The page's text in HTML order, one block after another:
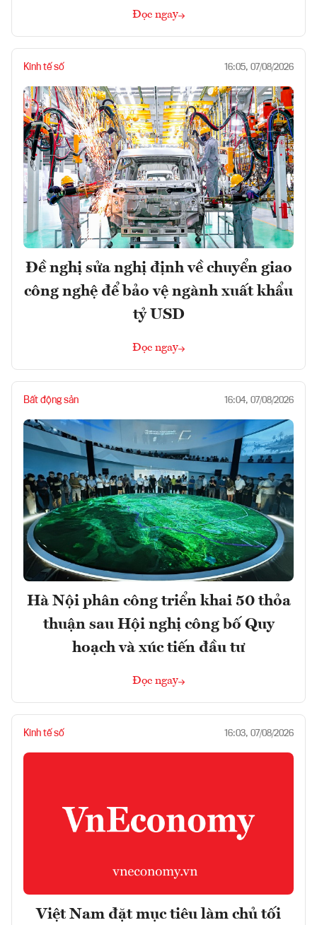
Đọc ngay
Kinh tế số 16:05, 07/08/2026
Đề nghị sửa nghị định về chuyển giao
công nghệ để bảo vệ ngành xuất khẩu
tỷ USD
Đọc ngay
Bất động sản 16:04, 07/08/2026
Hà Nội phân công triển khai 50 thỏa
thuận sau Hội nghị công bố Quy
hoạch và xúc tiến đầu tư
Đọc ngay
Kinh tế số 16:03, 07/08/2026
Việt Nam đặt mục tiêu làm chủ tối